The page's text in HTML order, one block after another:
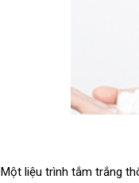
Một liệu trình tắm trắng